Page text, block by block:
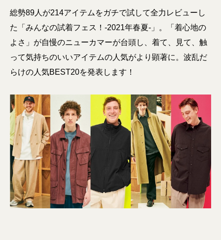
総勢89人が214アイテムをガチで試して全力レビューし
た「みんなの試着フェス！-2021年春夏-」。「着心地の
よさ」が自慢のニューカマーが台頭し、着て、見て、触
って気持ちのいいアイテムの人気がより顕著に。波乱だ
らけの人気BEST20を発表します！